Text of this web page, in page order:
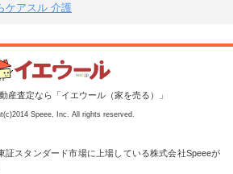
ケアスル 介護
産査定なら「イエウール（家を売る）」
Speee, Inc. All rights reserved.
証スタンダード市場に上場している株式会社Speeeが